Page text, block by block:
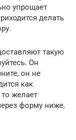
упрощает
делать
такую
Он
он не
как
желает
форму ниже.